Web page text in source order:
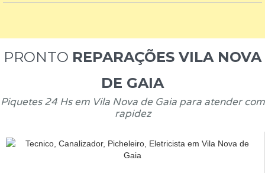
PRONTO REPARAÇÕES VILA NOVA
DE GAIA
Piquetes 24 Hs em Vila Nova de Gaia para atender com
rapidez